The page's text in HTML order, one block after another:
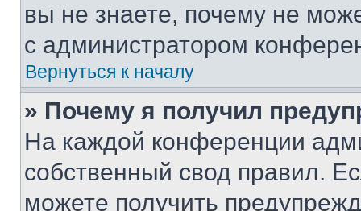
вы не знаете, почему не
с администратором
Вернуться к началу
» Почему я получил
На каждой конференции
собственный свод правил.
можете получить